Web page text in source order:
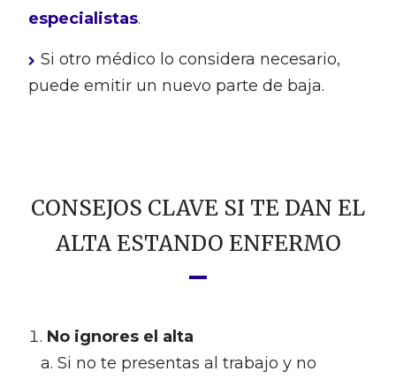
especialistas.
Si otro médico lo considera necesario,
puede emitir un nuevo parte de baja.
CONSEJOS CLAVE SI TE DAN EL
ALTA ESTANDO ENFERMO
No ignores el alta
Si no te presentas al trabajo y no